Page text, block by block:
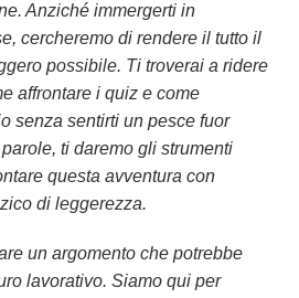
Anziché immergerti in
cercheremo di rendere il tutto il
possibile. Ti troverai a ridere
affrontare i quiz e come
senza sentirti un pesce fuor
ti daremo gli strumenti
questa avventura con
di leggerezza.
un argomento che potrebbe
lavorativo. Siamo qui per